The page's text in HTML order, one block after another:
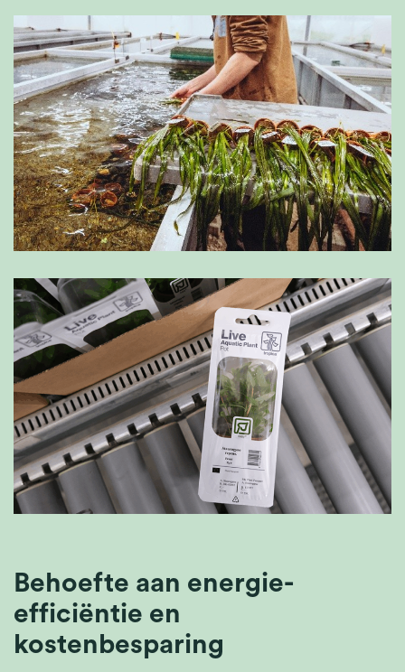
Behoefte aan energie-
efficiëntie en
kostenbesparing